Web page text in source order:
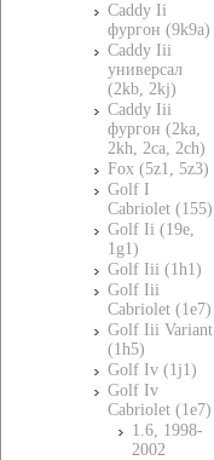
Caddy Ii
фургон (9k9a)
Caddy Iii
универсал
(2kb, 2kj)
Caddy Iii
фургон (2ka,
2kh, 2ca, 2ch)
Fox (5z1, 5z3)
Golf I
Cabriolet (155)
Golf Ii (19e,
1g1)
Golf Iii (1h1)
Golf Iii
Cabriolet (1e7)
Golf Iii Variant
(1h5)
Golf Iv (1j1)
Golf Iv
Cabriolet (1e7)
1.6, 1998-
2002